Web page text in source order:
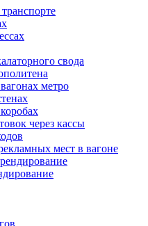
свода
метро
через кассы
мест в вагоне